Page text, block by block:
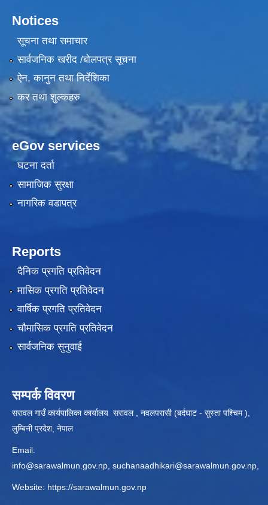
Notices
सूचना तथा समाचार
सार्वजनिक खरीद /बोलपत्र सूचना
ऐन, कानुन तथा निर्देशिका
कर तथा शुल्कहरु
eGov services
घटना दर्ता
सामाजिक सुरक्षा
नागरिक वडापत्र
Reports
दैनिक प्रगति प्रतिवेदन
मासिक प्रगति प्रतिवेदन
वार्षिक प्रगति प्रतिवेदन
चौमासिक प्रगति प्रतिवेदन
सार्वजनिक सुनुवाई
सम्पर्क विवरण
सरावल गाउँ कार्यपालिका कार्यालय सरावल , नवलपरासी (बर्दघाट - सुस्ता पश्चिम ),
लुम्बिनी प्रदेश, नेपाल
Email:
info@sarawalmun.gov.np suchanaadhikari@sarawalmun.gov.np
Website: https://sarawalmun.gov.np